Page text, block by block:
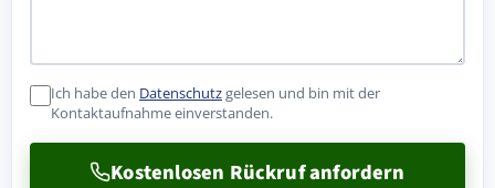
Ich habe den Datenschutzgelesen und bin mit der
Kontaktaufnahme einverstanden.
Kostenlosen Rückruf anfordern